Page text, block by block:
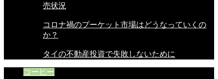
売状況
コロナ禍のプーケット市場はどうなっていくの
か？
タイの不動産投資で失敗しないために
コーヒー